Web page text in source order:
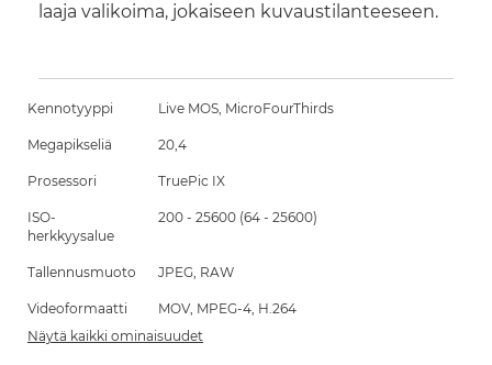
laaja valikoima, jokaiseen kuvaustilanteeseen.
Kennotyyppi Live MOS, MicroFourThirds
Megapikseliä 20,4
Prosessori TruePic IX
ISO-
herkkyysalue
200 - 25600 (64 - 25600)
Tallennusmuoto JPEG, RAW
Videoformaatti
MOV, MPEG-4, H.264
Näytä kaikki ominaisuudet